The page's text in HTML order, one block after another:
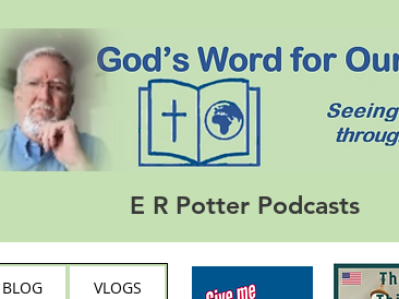
E R Potter Podcasts
BLOG VLOGS